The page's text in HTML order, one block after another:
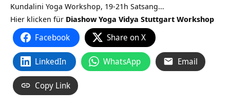
Kundalini Yoga Workshop, 19-21h Satsang…
Hier klicken für Diashow Yoga Vidya Stuttgart Workshop
Facebook Share on X
LinkedIn WhatsApp Email
Copy Link